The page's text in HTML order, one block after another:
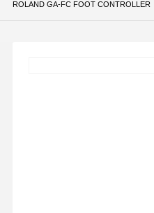
ROLAND GA-FC FOOT CONTROLLER